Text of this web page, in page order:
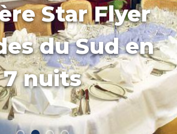
Star Flyer
du Sud en
7 nuits